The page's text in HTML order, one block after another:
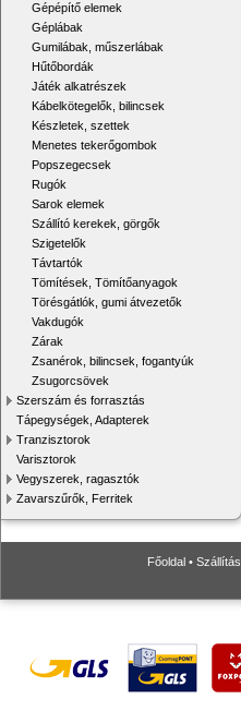
Gépépítő elemek
Géplábak
Gumilábak, műszerlábak
Hűtőbordák
Játék alkatrészek
Kábelkötegelők, bilincsek
Készletek, szettek
Menetes tekerőgombok
Popszegecsek
Rugók
Sarok elemek
Szállító kerekek, görgők
Szigetelők
Távtartók
Tömítések, Tömítőanyagok
Törésgátlók, gumi átvezetők
Vakdugók
Zárak
Zsanérok, bilincsek, fogantyúk
Zsugorcsövek
Szerszám és forrasztás
Tápegységek, Adapterek
Tranzisztorok
Varisztorok
Vegyszerek, ragasztók
Zavarszűrők, Ferritek
Főoldal • Szállítás